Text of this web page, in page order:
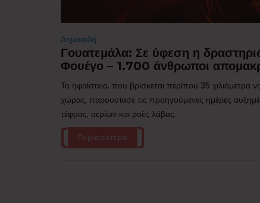
Δημοφιλή
Γουατεμάλα: Σε ύφεση η
Φουέγο – 1.700 άνθρωποι
Το ηφαίστειο, που βρίσκεται περίπου 35 χιλιόμετρα
χώρας, παρουσίασε τις προηγούμενες ημέρες
τέφρας, αερίων και ροές λάβας.
Περισσότερα